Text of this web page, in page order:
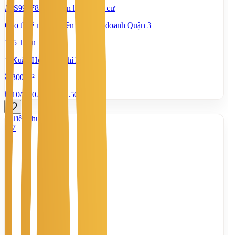
#TS99278375
Căn hộ, chung cư
Cho thuê nhà nguyên căn kinh doanh Quận 3
175 Triệu
Xuân Hòa, Hồ Chí Minh
300 m²
10/7/2026
1.508
Tiêu chuẩn
7